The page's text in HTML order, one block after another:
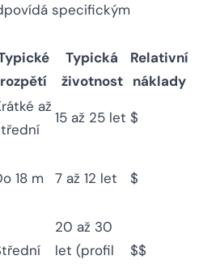
specifickým
rozpětí
Typická
životnost
Relativní
náklady
až
15 až 25 let $
18 m 7 až 12 let $
20 až 30
let (profil
$$